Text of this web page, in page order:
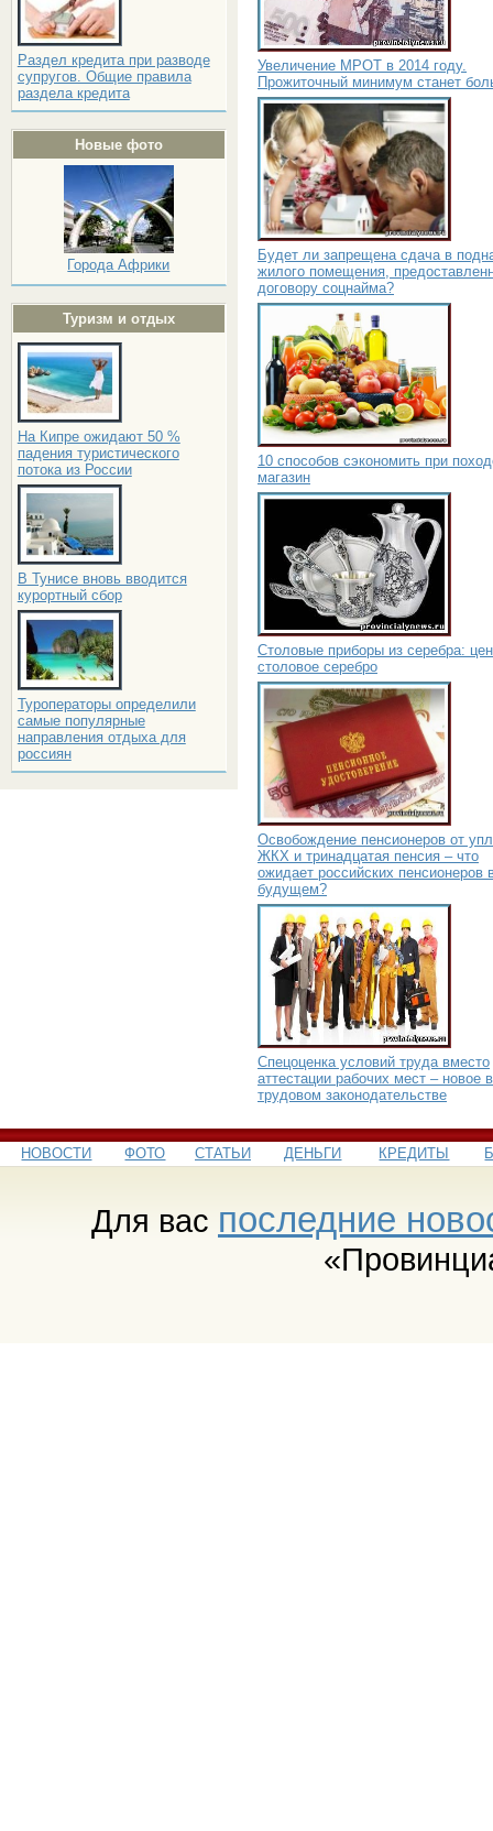
Раздел кредита при разводе
супругов. Общие правила
раздела кредита
Новые фото
Города Африки
Туризм и отдых
На Кипре ожидают 50 %
падения туристического
потока из России
В Тунисе вновь вводится
курортный сбор
Туроператоры определили
самые популярные
направления отдыха для
россиян
Увеличение МРОТ в 2014 году.
Прожиточный минимум станет
Будет ли запрещена сдача в
жилого помещения,
договору соцнайма?
10 способов сэкономить при
магазин
Столовые приборы из серебра:
столовое серебро
Освобождение пенсионеров от
ЖКХ и тринадцатая пенсия – что
ожидает российских пенсионеров
будущем?
Спецоценка условий труда вместо
аттестации рабочих мест – новое в
трудовом законодательстве
НОВОСТИ ФОТО СТАТЬИ ДЕНЬГИ КРЕДИТЫ
Для вас последние